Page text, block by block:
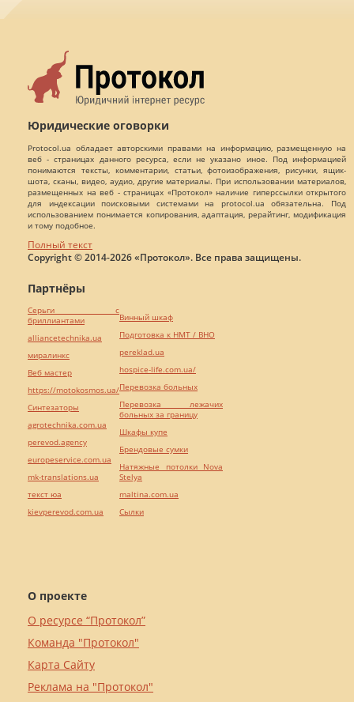
Юридические оговорки
Protocol.ua обладает авторскими правами на информацию, размещенную на
веб - страницах данного ресурса, если не указано иное. Под информацией
понимаются тексты, комментарии, статьи, фотоизображения, рисунки, ящик-
шота, сканы, видео, аудио, другие материалы. При использовании материалов,
размещенных на веб - страницах «Протокол» наличие гиперссылки открытого
для индексации поисковыми системами на protocol.ua обязательна. Под
использованием понимается копирования, адаптация, рерайтинг, модификация
и тому подобное.
Полный текст
Copyright © 2014-2026 «Протокол». Все права защищены.
О проекте
О ресурсе “Протокол”
Команда "Протокол"
Карта Сайту
Реклама на "Протокол"
Партнёры
Серьги с
бриллиантами
alliancetechnika.ua
миралинкс
Веб мастер
https://motokosmos.ua/
Синтезаторы
agrotechnika.com.ua
perevod.agency
europeservice.com.ua
mk-translations.ua
текст юа
kievperevod.com.ua
Винный шкаф
Подготовка к НМТ / ВНО
pereklad.ua
hospice-life.com.ua/
Перевозка больных
Перевозка лежачих
больных за границу
Шкафы купе
Брендовые сумки
Натяжные потолки Nova
Stelya
maltina.com.ua
Cылки